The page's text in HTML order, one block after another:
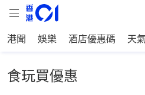
港聞 娛樂 酒店優惠碼 天
食玩買優惠